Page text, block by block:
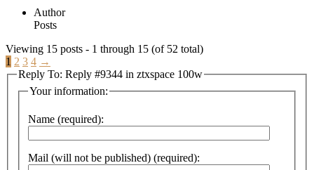
Author
Posts
Viewing 15 posts - 1 through 15 (of 52 total)
1 2 3 4 →
Reply To: Reply #9344 in ztxspace 100w
Your information:
Name (required):
Mail (will not be published) (required):